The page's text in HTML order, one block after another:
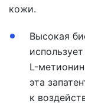
кожи.
Высокая
L-
эта
к